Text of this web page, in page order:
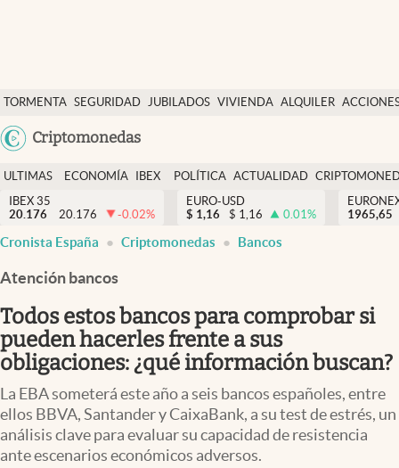
TORMENTA SEGURIDAD JUBILADOS VIVIENDA ALQUILER
USA
Criptomonedas
Economía y finanzas
Política
Actualidad
Criptomonedas
España
ULTIMAS
NOTICIAS
ECONOMÍA
FINANZAS
IBEX
EURO
POLÍTICA ACTUALIDAD
IBEX 35
20.176
20.176 -0.02%
EURO-USD
$ 1,16 $ 1,16 0.01%
1965,65
Cronista España Criptomonedas Bancos
Atención bancos
Todos estos bancos para comprobar si
pueden hacerles frente a sus
obligaciones: ¿qué información buscan?
La EBA someterá este año a seis bancos españoles, entre
ellos BBVA, Santander y CaixaBank, a su test de estrés, un
análisis clave para evaluar su capacidad de resistencia
ante escenarios económicos adversos.